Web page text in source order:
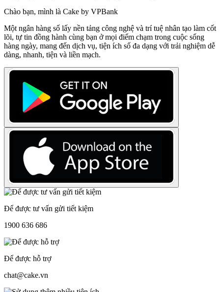
Chào bạn, mình là Cake by VPBank
Một ngân hàng số lấy nền tảng công nghệ và trí tuệ nhân tạo làm cốt
lõi, tự tin đồng hành cùng bạn ở mọi điểm chạm trong cuộc sống
hàng ngày, mang đến dịch vụ, tiện ích số đa dạng với trải nghiệm dễ
dàng, nhanh, tiện và liền mạch.
Để được tư vấn gửi tiết kiệm
1900 636 686
Để được hỗ trợ
chat@cake.vn